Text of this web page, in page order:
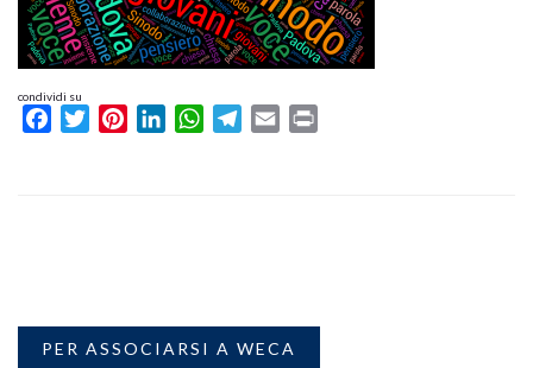
condividi su
FacebookTwitterPinterestLinkedInWhatsAppTelegram
Email
PER ASSOCIARSI A WECA